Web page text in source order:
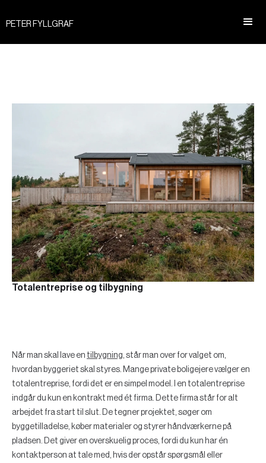
PETER FYLLGRAF
Totalentreprise og tilbygning
Når man skal lave en tilbygning, står man over for valget om,
hvordan byggeriet skal styres. Mange private boligejere vælger en
totalentreprise, fordi det er en simpel model. I en totalentreprise
indgår du kun en kontrakt med ét firma. Dette firma står for alt
arbejdet fra start til slut. De tegner projektet, søger om
byggetilladelse, køber materialer og styrer håndværkerne på
pladsen. Det giver en overskuelig proces, fordi du kun har én
kontaktperson at tale med, hvis der opstår spørgsmål eller